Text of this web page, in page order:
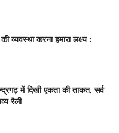
व्यवस्था करना हमारा लक्ष्य :
में दिखी एकता की ताकत, सर्व
रैली